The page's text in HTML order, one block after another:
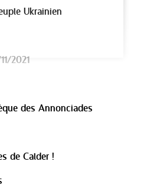
Ukrainien
2021
des Annonciades
de Calder !